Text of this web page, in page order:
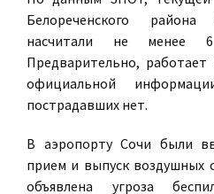
Белореченского района
насчитали не менее
Предварительно,
официальной
пострадавших нет.
В аэропорту Сочи были
прием и выпуск воздушных
объявлена угроза